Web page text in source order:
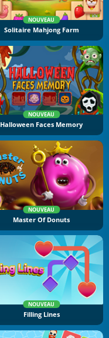
NOUVEAU
Solitaire Mahjong Farm
NOUVEAU
Halloween Faces Memory
NOUVEAU
Master Of Donuts
NOUVEAU
Filling Lines